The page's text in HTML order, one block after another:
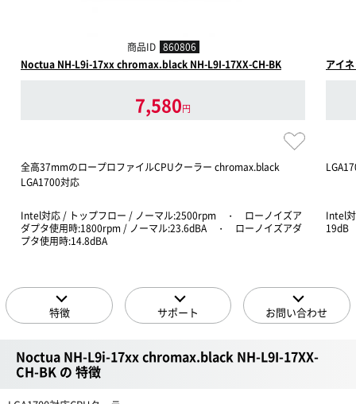
商品ID 860806
Noctua NH-L9i-17xx chromax.black NH-L9I-17XX-CH-BK
7,580円
全高37mmのロープロファイルCPUクーラー chromax.black
LGA1700対応
Intel対応 / トップフロー / ノーマル:2500rpm ・ ローノイズア
ダプタ使用時:1800rpm / ノーマル:23.6dBA ・ ローノイズアダ
プタ使用時:14.8dBA
アイ
Intel
19dB
特徴 サポート お問い合わせ
Noctua NH-L9i-17xx chromax.black NH-L9I-17XX-
CH-BK の 特徴